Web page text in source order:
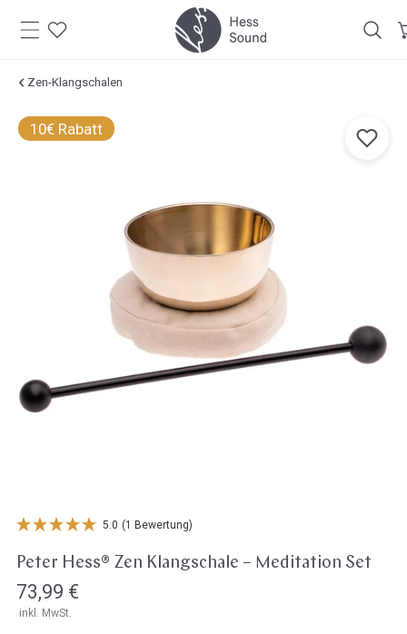
Zum
Inhalt
Zen-Klangschalen
10€ Rabatt
Zu den
Öffne Medien in der Galerieansicht
5.0 (1 Bewertung)
Peter Hess® Zen Klangschale – Meditation Set
Regulärer
Preis
73,99 €
inkl. MwSt.